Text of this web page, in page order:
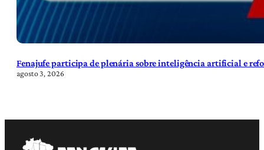
Fenajufe participa de plenária sobre inteligência artificial e
agosto 3, 2026